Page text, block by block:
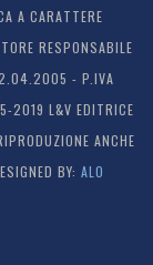
A CARATTERE
RESPONSABILE
- P.IVA
2019 L&V EDITRICE
ANCHE
BY: ALO